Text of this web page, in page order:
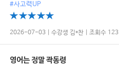
#사고력UP
2026-07-03 | 수강생 김*찬 | 조회수 123
영어는 정말 곽동령